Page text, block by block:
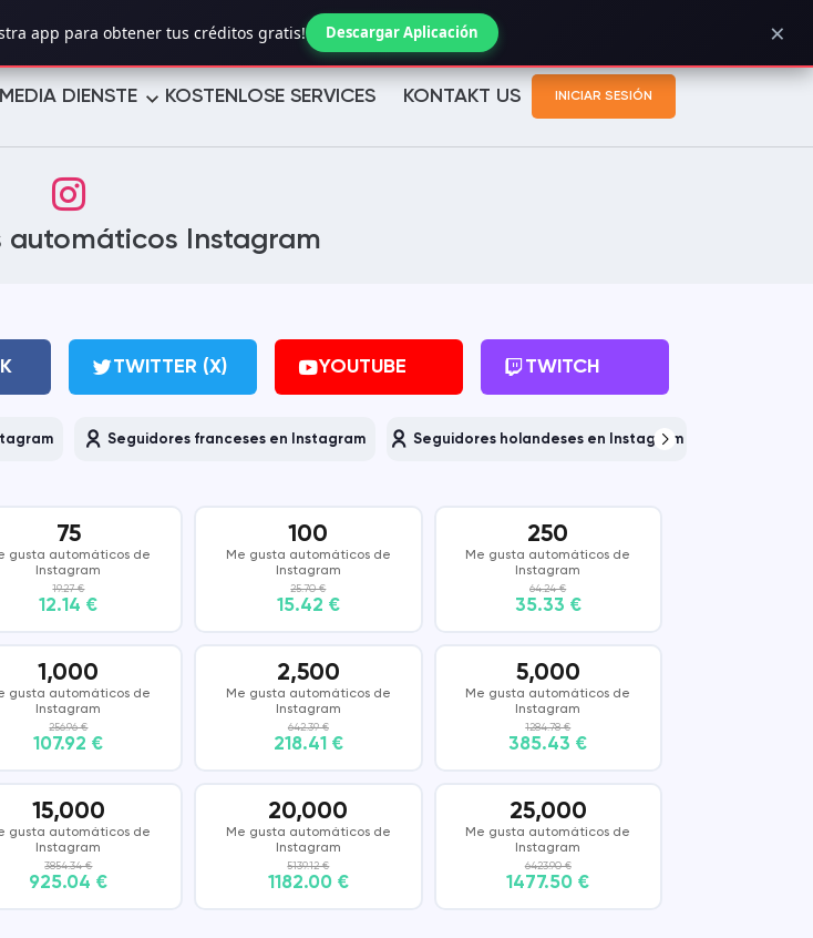
app para obtener tus créditos gratis! Descargar Aplicación ×
DIENSTE
LINKEDIN
LIKEE
SNAPCHAT
KOSTENLOSE SERVICES KONTAKT US INICIAR SESIÓN
automáticos Instagram
TWITTER (X) YOUTUBE TWITCH
Seguidores franceses en Instagram Seguidores holandeses en Instagram
75
gusta automáticos de
Instagram
19.27 €
12.14 €
100
Me gusta automáticos de
Instagram
25.70 €
15.42 €
250
Me gusta automáticos de
Instagram
64.24 €
35.33 €
1,000
gusta automáticos de
Instagram
256.96 €
107.92 €
2,500
Me gusta automáticos de
Instagram
642.39 €
218.41 €
5,000
Me gusta automáticos de
Instagram
1284.78 €
385.43 €
15,000
gusta automáticos de
Instagram
3854.34 €
925.04 €
20,000
Me gusta automáticos de
Instagram
5139.12 €
1182.00 €
25,000
Me gusta automáticos de
Instagram
6423.90 €
1477.50 €